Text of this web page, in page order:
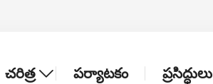
చరిత్ర పర్యాటకం ప్రసిద్ధులు